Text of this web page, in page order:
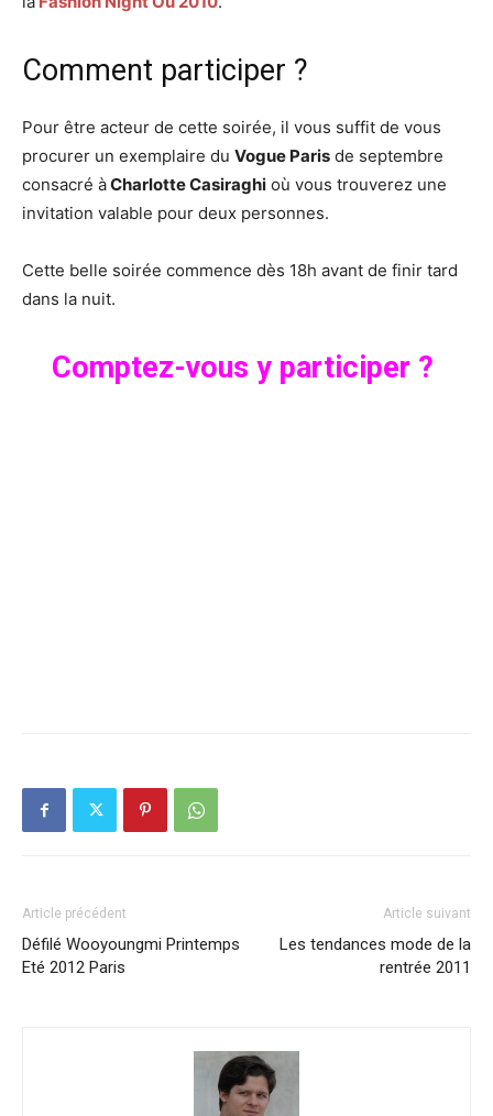
Comment participer ?
Pour être acteur de cette soirée, il vous suffit de vous
procurer un exemplaire du Vogue Paris de septembre
consacré àCharlotte Casiraghi où vous trouverez une
invitation valable pour deux personnes.
Cette belle soirée commence dès 18h avant de finir tard
dans la nuit.
Comptez-vous y participer ?
Article précédent
Défilé Wooyoungmi Printemps
Eté 2012 Paris
Article suivant
Les tendances mode de la
rentrée 2011